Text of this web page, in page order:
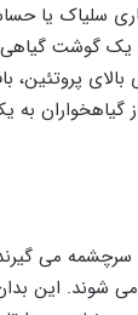
سلیاک یا
یک گوشت
پروتئین،
گیاهخواران
سرچشمه می
شوند. این